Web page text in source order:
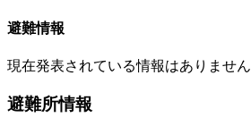
避難情報
現在発表されている情報はありません
避難所情報